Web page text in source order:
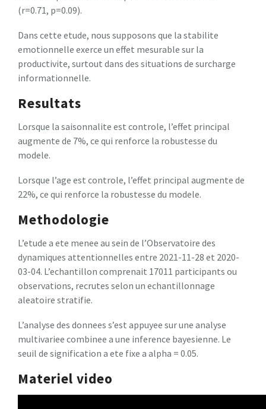
(r=0.71, p=0.09).
Dans cette etude, nous supposons que la stabilite
emotionnelle exerce un effet mesurable sur la
productivite, surtout dans des situations de surcharge
informationnelle.
Resultats
Lorsque la saisonnalite est controle, l’effet principal
augmente de 7%, ce qui renforce la robustesse du
modele.
Lorsque l’age est controle, l’effet principal augmente de
22%, ce qui renforce la robustesse du modele.
Methodologie
L’etude a ete menee au sein de l’Observatoire des
dynamiques attentionnelles entre 2021-11-28 et 2020-
03-04. L’echantillon comprenait 17011 participants ou
observations, recrutes selon un echantillonnage
aleatoire stratifie.
L’analyse des donnees s’est appuyee sur une analyse
multivariee combinee a une inference bayesienne. Le
seuil de signification a ete fixe a alpha = 0.05.
Materiel video